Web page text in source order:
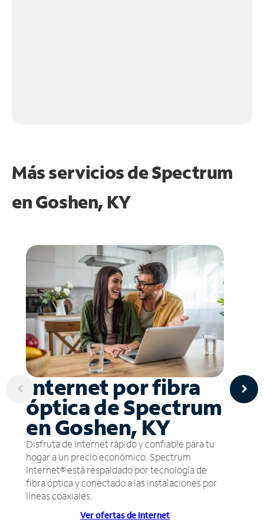
Más servicios de Spectrum
enGoshen, KY
Internet por fibra
óptica de Spectrum
en Goshen, KY
Disfruta de Internet rápido y confiable para tu
hogar a un precio económico. Spectrum
Internet® está respaldado por tecnología de
fibra óptica y conectado a las instalaciones por
líneas coaxiales.
Ver ofertas de Internet